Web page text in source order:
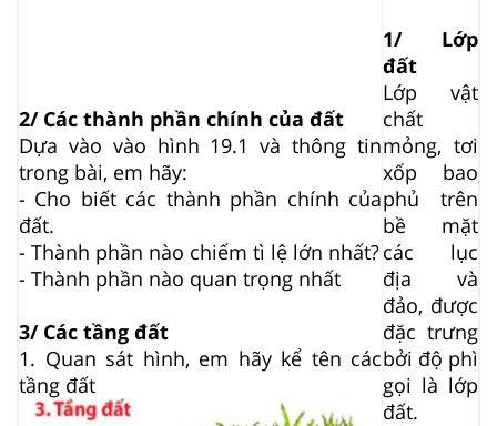
2/ Các thành phần chính của đất
Dựa vào vào hình 19.1 và thông tin
trong bài, em hãy:
- Cho biết các thành phần chính của
đất.
- Thành phần nào chiếm tì lệ lớn nhất?
- Thành phần nào quan trọng nhất
3/ Các tầng đất
1. Quan sát hình, em hãy kể tên các
tầng đất
1/ Lớp
đất
Lớp vật
chất
mỏng, tơi
xốp bao
phủ trên
bề mặt
các lục
địa và
đảo, được
đặc trưng
bởi độ phì
gọi là lớp
đất.